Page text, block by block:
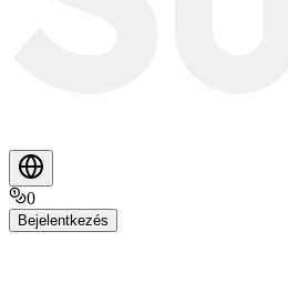
0
Bejelentkezés